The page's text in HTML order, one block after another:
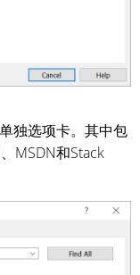
独选项卡。其中包
MSDN和Stack